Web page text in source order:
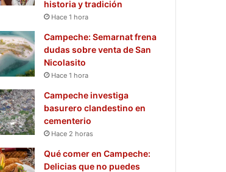
historia y tradición
Hace 1 hora
Campeche: Semarnat frena
dudas sobre venta de San
Nicolasito
Hace 1 hora
Campeche investiga
basurero clandestino en
cementerio
Hace 2 horas
Qué comer en Campeche:
Delicias que no puedes